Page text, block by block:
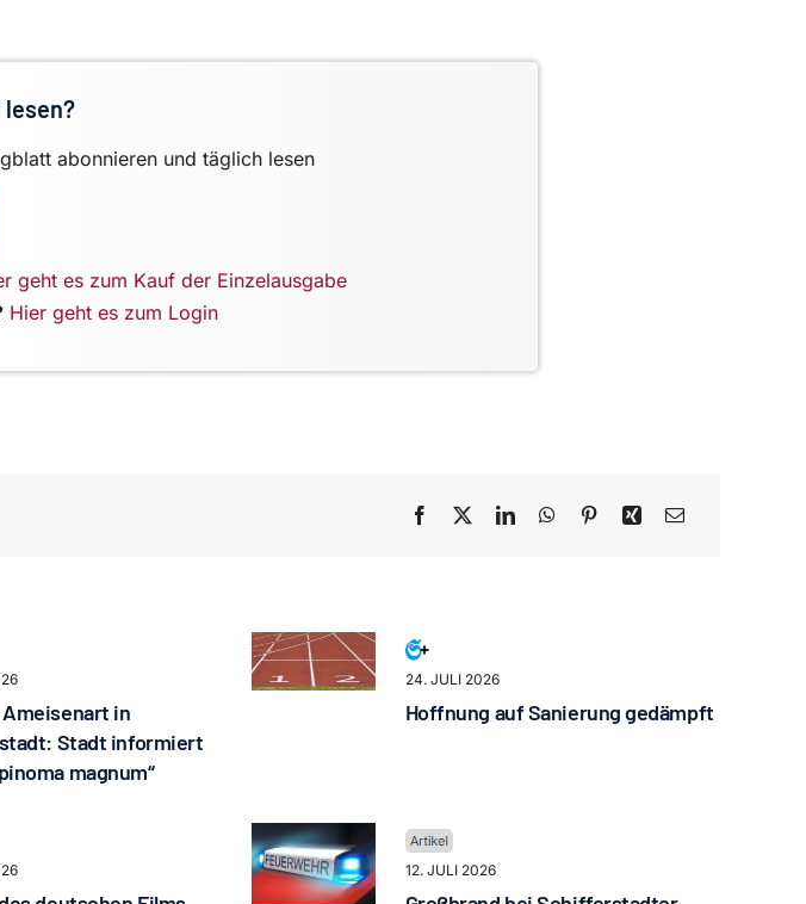
abonnieren und täglich lesen
geht es zum Kauf der Einzelausgabe
Hier geht es zum Login
in
Stadt informiert
magnum“
24. JULI 2026
Hoffnung auf Sanierung gedämpft
12. JULI 2026